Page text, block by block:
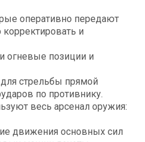
оперативно передают
и
огневые позиции и
стрельбы прямой
по противнику.
весь арсенал оружия:
движения основных сил